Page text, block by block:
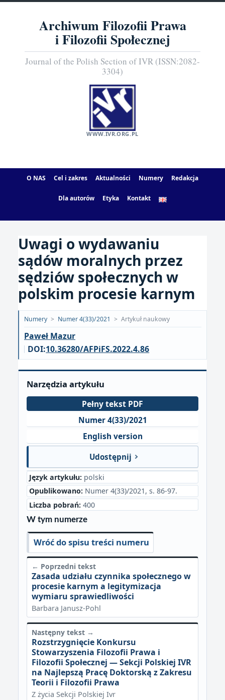
Archiwum Filozofii Prawa
i Filozofii Społecznej
Journal of the Polish Section of IVR (ISSN:2082-
3304)
WWW.IVR.ORG.PL
O NAS Cel i zakres Aktualności Numery Redakcja
Dla autorów Etyka Kontakt
Uwagi o wydawaniu
sądów moralnych przez
sędziów społecznych w
polskim procesie karnym
Opublikowano:
2022-
11-
28
Numery > Numer 4(33)/2021 > Artykuł naukowy
Paweł Mazur
DOI:10.36280/AFPiFS.2022.4.86
Narzędzia artykułu
Pełny tekst PDF
Numer 4(33)/2021
English version
Udostępnij
Język artykułu: polski
Opublikowano: Numer 4(33)/2021, s. 86-97.
Liczba pobrań: 400
W tym numerze
Wróć do spisu treści numeru
← Poprzedni tekst
Zasada udziału czynnika społecznego w
procesie karnym a legitymizacja
wymiaru sprawiedliwości
Barbara Janusz-Pohl
Następny tekst →
Rozstrzygnięcie Konkursu
Stowarzyszenia Filozofii Prawa i
Filozofii Społecznej — Sekcji Polskiej IVR
na Najlepszą Pracę Doktorską z Zakresu
Teorii i Filozofii Prawa
Z życia Sekcji Polskiej Ivr